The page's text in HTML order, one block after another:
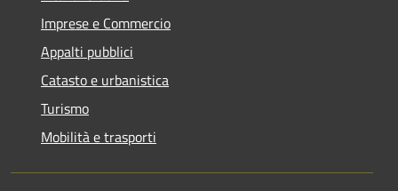
Imprese e Commercio
Appalti pubblici
Catasto e urbanistica
Turismo
Mobilità e trasporti